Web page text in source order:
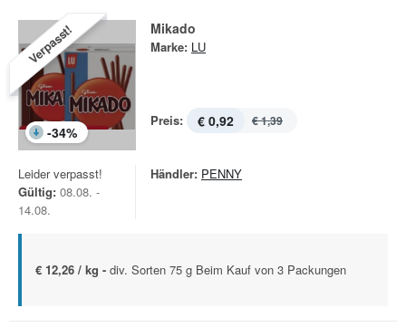
Verpasst!
-34%
Mikado
Marke: LU
Preis: € 0,92 € 1,39
Leider verpasst!
Gültig: 08.08. -
14.08.
Händler: PENNY
€ 12,26 / kg - div. Sorten 75 g Beim Kauf von 3 Packungen